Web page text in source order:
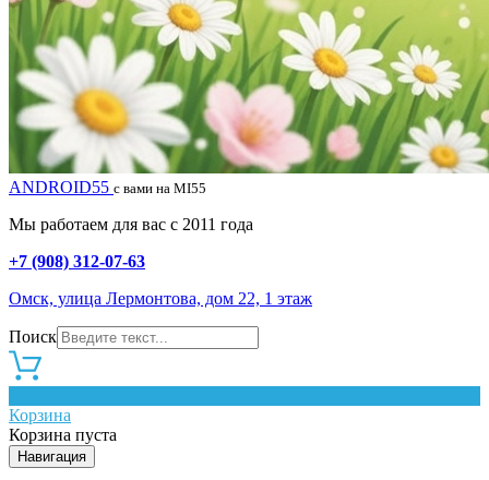
ANDROID55 с вами на MI55
Мы работаем для вас с 2011 года
+7 (908) 312-07-63
Омск, улица Лермонтова, дом 22, 1 этаж
Поиск
Корзина
Корзина пуста
Навигация